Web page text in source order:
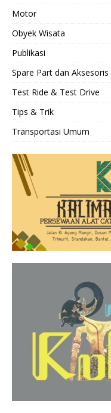
Motor
Obyek Wisata
Publikasi
Spare Part dan Aksesoris
Test Ride & Test Drive
Tips & Trik
Transportasi Umum